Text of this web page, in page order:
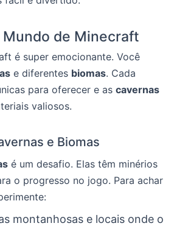
de Minecraft
é super emocionante. Você
e diferentes biomas. Cada
para oferecer e as cavernas
valiosos.
e Biomas
é um desafio. Elas têm minérios
o progresso no jogo. Para achar
montanhosas e locais onde o